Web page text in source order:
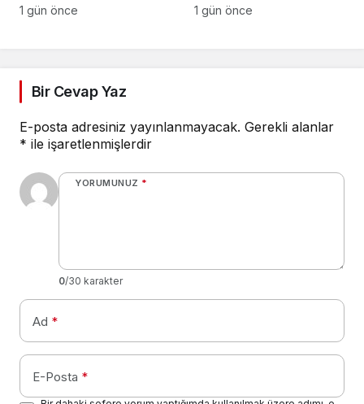
1 gün önce
gözyaşlarıyla toprağa
1 gün önce
Bir Cevap Yaz
E-posta adresiniz yayınlanmayacak. Gerekli alanlar
* ile işaretlenmişlerdir
YORUMUNUZ *
0/30 karakter
Ad *
E-Posta *